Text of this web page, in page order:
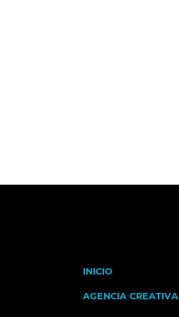
INICIO
AGENCIA CREATIVA